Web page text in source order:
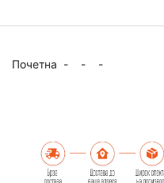
Почетна - - -